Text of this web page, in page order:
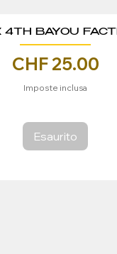
4TH BAYOU
Prezzo
CHF 25.00
Imposte inclusa
Esaurito